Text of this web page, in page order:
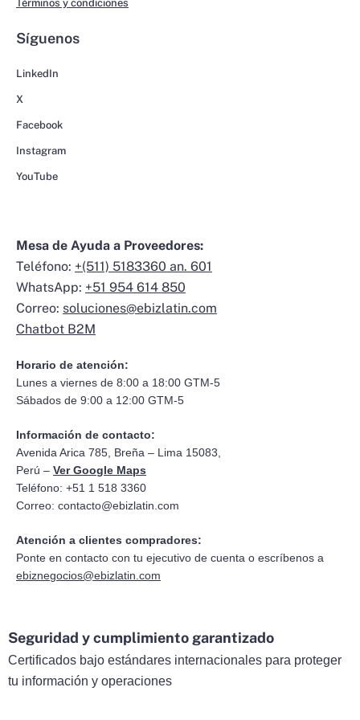
Términos y condiciones
Síguenos
LinkedIn
X
Facebook
Instagram
YouTube
Mesa de Ayuda a Proveedores:
Teléfono: +(511) 5183360 an. 601
WhatsApp: +51 954 614 850
Correo: soluciones@ebizlatin.com
Chatbot B2M
Horario de atención:
Lunes a viernes de 8:00 a 18:00 GTM-5
Sábados de 9:00 a 12:00 GTM-5
Información de contacto:
Avenida Arica 785, Breña – Lima 15083,
Perú – Ver Google Maps
Teléfono: +51 1 518 3360
Correo: contacto@ebizlatin.com
Atención a clientes compradores:
Ponte en contacto con tu ejecutivo de cuenta o escríbenos a
ebiznegocios@ebizlatin.com
Seguridad y cumplimiento garantizado
Certificados bajo estándares internacionales para proteger
tu información y operaciones